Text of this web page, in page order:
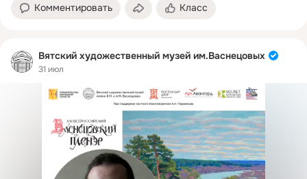
Комментировать Класс
Вятский художественный музей им.Васнецовых
31 июл